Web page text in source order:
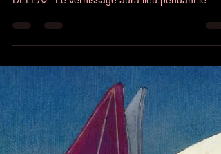
deux artistes, Maria BERLIOZ et Ghislaine
DELEAZ. Le vernissage aura lieu pendant le
Auvergne-Rhône Alpes : Le MAGNIFIQUE
PRINTEMPS. Pendant ce vernissage résonneront
des textes d'ARAGON et ceux du poète invité
Guillaume DREIDEMIE. Les poèmes seront lus
par Guillaume DREIDEMIE et Alain SAINT
PATRICE. pour plus de renseignements :